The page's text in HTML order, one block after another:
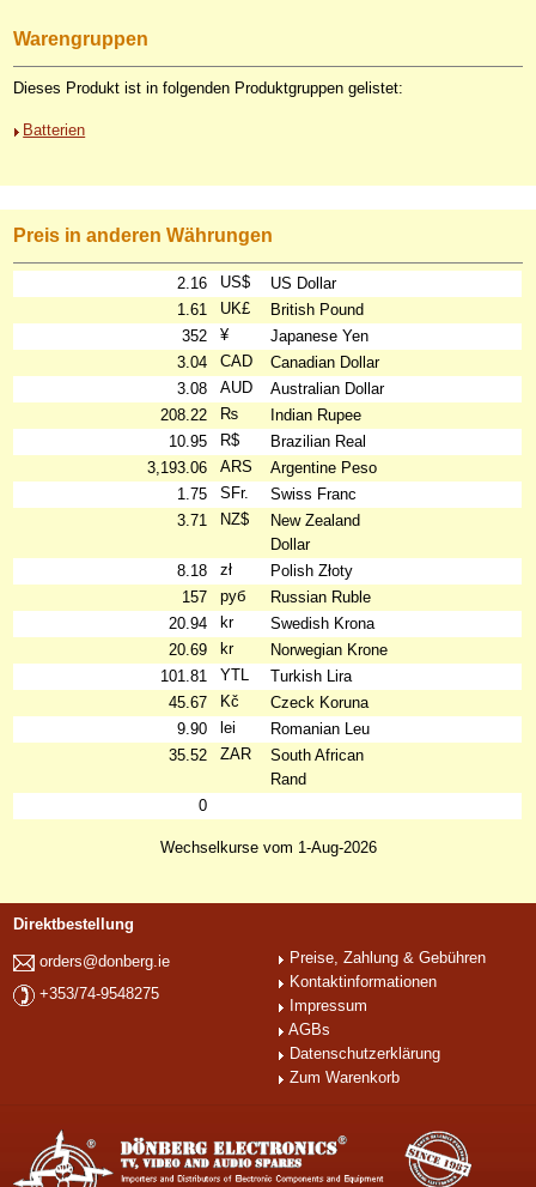
Warengruppen
Dieses Produkt ist in folgenden Produktgruppen gelistet:
Batterien
Preis in anderen Währungen
2.16 US$
US Dollar
1.61
UK£
British Pound
352
¥
Japanese Yen
3.04
CAD
Canadian Dollar
3.08
AUD
Australian Dollar
208.22
₨
Indian Rupee
10.95
R$
Brazilian Real
3,193.06
ARS
Argentine Peso
1.75
SFr.
Swiss Franc
3.71
NZ$
New Zealand
Dollar
8.18
zł
Polish Złoty
157
руб
Russian Ruble
20.94
kr
Swedish Krona
20.69
kr
Norwegian Krone
101.81
YTL
Turkish Lira
45.67
Kč
Czeck Koruna
9.90
lei
Romanian Leu
35.52
ZAR
South African
Rand
0
Wechselkurse vom 1-Aug-2026
Direktbestellung
orders@donberg.ie
+353/74-9548275
Preise, Zahlung & Gebühren
Kontaktinformationen
Impressum
AGBs
Datenschutzerklärung
Zum Warenkorb